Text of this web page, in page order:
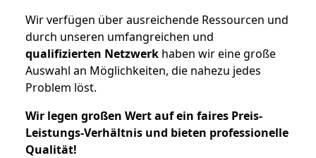
Wir verfügen über ausreichende Ressourcen und
durch unseren umfangreichen und
qualifizierten Netzwerk haben wir eine große
Auswahl an Möglichkeiten, die nahezu jedes
Problem löst.
Wir legen großen Wert auf ein faires Preis-
Leistungs-Verhältnis und bieten professionelle
Qualität!